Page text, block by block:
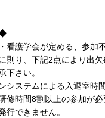
看護学会が定める、参加
則り、下記2点により出
下さい。
システムによる入退室時
修時間8割以上の参加が
行できません。